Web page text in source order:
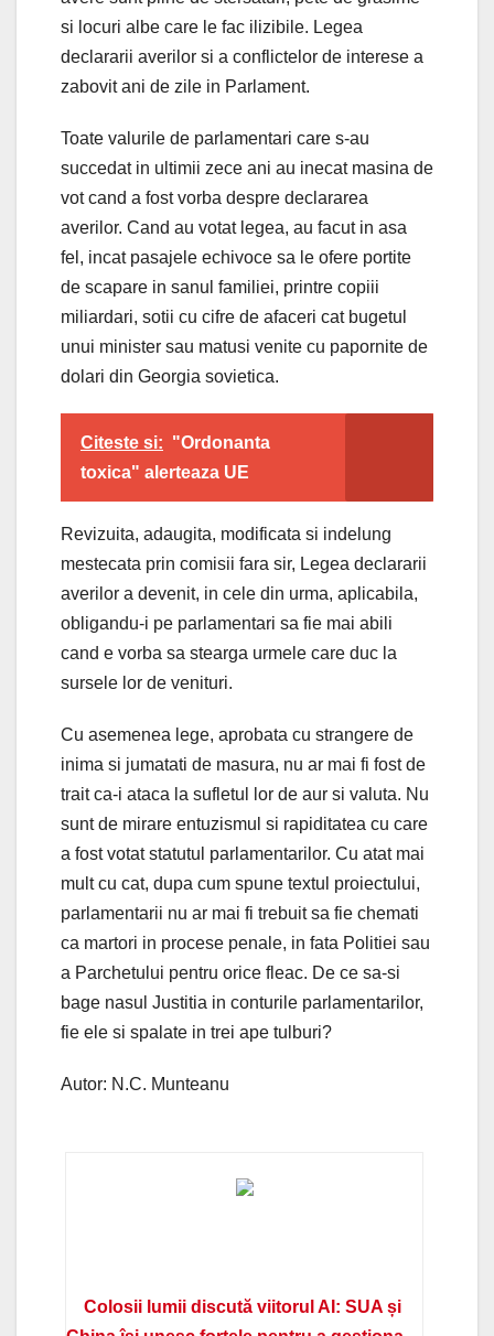
si locuri albe care le fac ilizibile. Legea
declararii averilor si a conflictelor de interese a
zabovit ani de zile in Parlament.
Toate valurile de parlamentari care s-au
succedat in ultimii zece ani au inecat masina de
vot cand a fost vorba despre declararea
averilor. Cand au votat legea, au facut in asa
fel, incat pasajele echivoce sa le ofere portite
de scapare in sanul familiei, printre copiii
miliardari, sotii cu cifre de afaceri cat bugetul
unui minister sau matusi venite cu papornite de
dolari din Georgia sovietica.
Citeste si: "Ordonanta
toxica" alerteaza UE
Revizuita, adaugita, modificata si indelung
mestecata prin comisii fara sir, Legea declararii
averilor a devenit, in cele din urma, aplicabila,
obligandu-i pe parlamentari sa fie mai abili
cand e vorba sa stearga urmele care duc la
sursele lor de venituri.
Cu asemenea lege, aprobata cu strangere de
inima si jumatati de masura, nu ar mai fi fost de
trait ca-i ataca la sufletul lor de aur si valuta. Nu
sunt de mirare entuzismul si rapiditatea cu care
a fost votat statutul parlamentarilor. Cu atat mai
mult cu cat, dupa cum spune textul proiectului,
parlamentarii nu ar mai fi trebuit sa fie chemati
ca martori in procese penale, in fata Politiei sau
a Parchetului pentru orice fleac. De ce sa-si
bage nasul Justitia in conturile parlamentarilor,
fie ele si spalate in trei ape tulburi?
Autor: N.C. Munteanu
Colosii lumii discută viitorul AI: SUA și